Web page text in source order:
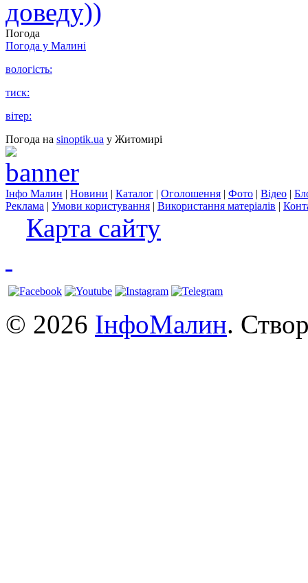
доведу))
Погода
Погода у Малині
вологість:
тиск:
вітер:
Погода на sinoptik.ua у Житомирі
Інфо Малин | Новини | Каталог | Оголошення | Фото | Відео |
Реклама | Умови користування | Використання матеріалів |
Карта сайту
© 2026 ІнфоМалин.